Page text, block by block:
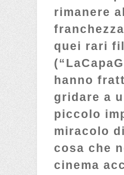
rimanere
quei rari
hanno
gridare a
piccolo
miracolo
cosa che
cinema